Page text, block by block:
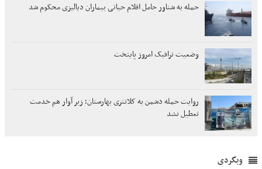
حمله به شناور حامل اقلام حیاتی بیماران دیالیزی محکوم شد
وضعیت ترافیک امروز پایتخت
روایت حمله دشمن به کلانتری بهارستان؛ زیر آوار هم خدمت
تعطیل نشد
وبگردی